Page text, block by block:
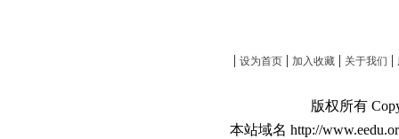
| 设为首页| 加入收藏| 关于我们 |
版权所有
本站域名 http://